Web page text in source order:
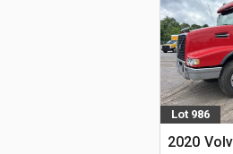
Lot 986
2020